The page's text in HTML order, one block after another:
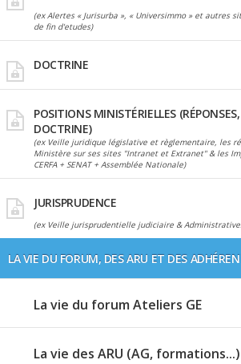
(ex Alertes « Jurisurba », « Universimmo » et autres
de fin d'etudes)
DOCTRINE
POSITIONS MINISTÉRIELLES (RÉPONSES,
DOCTRINE)
(ex Veille juridique législative et règlementaire, les
Ministère sur ses sites "Intranet et Extranet" & les
CERFA + SENAT + Assemblée Nationale)
JURISPRUDENCE
(ex Veille jurisprudentielle judiciaire &
LA VIE DU FORUM, DES ARU ET DES
La vie du forum Ateliers GE
La vie des ARU (AG, formations...)